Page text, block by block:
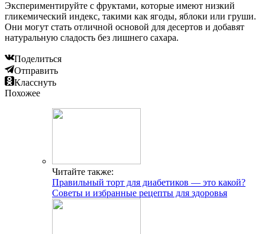
Экспериментируйте с фруктами, которые имеют низкий
гликемический индекс, такими как ягоды, яблоки или груши.
Они могут стать отличной основой для десертов и добавят
натуральную сладость без лишнего сахара.
Поделиться
Отправить
Класснуть
Похожее
Читайте также:
Правильный торт для диабетиков — это какой?
Советы и избранные рецепты для здоровья